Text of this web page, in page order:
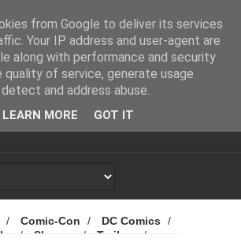
Marvel prý přemýšlí, že mladí
Avengers nebudou mít seriál, ale
film. A stejně by to mohlo být i v
případě jiné série
návratu Zacka Snydera k DC?
X-Men: Novým Cyclopsem bude
/ Comic-Con / DC Comics
/
/ Shazam / Trailery
/
from Google to deliver its services
Your IP address and user-agent are
along with performance and security
of service, generate usage
and address abuse.
LEARN MORE GOT IT